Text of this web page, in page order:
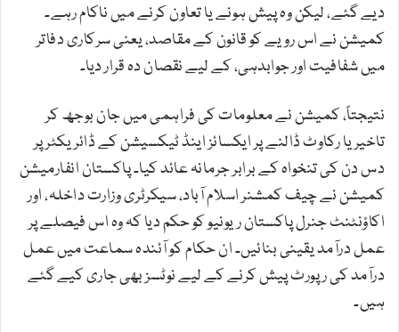
دیے گئے، لیکن وہ پیش ہونے یا تعاون کرنے میں ناکام رہے۔
کمیشن نے اس رویے کو قانون کے مقاصد، یعنی سرکاری دفاتر
میں شفافیت اور جوابدہی، کے لیے نقصان دہ قرار دیا۔
نتیجتاً، کمیشن نے معلومات کی فراہمی میں جان بوجھ کر
تاخیر یا رکاوٹ ڈالنے پر ایکسائز اینڈ ٹیکسیشن کے ڈائریکٹر پر
دس دن کی تنخواہ کے برابر جرمانہ عائد کیا۔ پاکستان انفارمیشن
کمیشن نے چیف کمشنر اسلام آباد، سیکرٹری وزارت داخلہ، اور
اکاؤنٹنٹ جنرل پاکستان ریونیو کو حکم دیا کہ وہ اس فیصلے پر
عمل درآمد یقینی بنائیں۔ ان حکام کو آئندہ سماعت میں عمل
درآمد کی رپورٹ پیش کرنے کے لیے نوٹسز بھی جاری کیے گئے
ہیں۔